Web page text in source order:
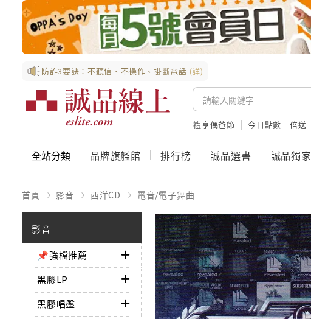
防詐3要訣：不聽信、不操作、掛斷電話 (詳)
禮享偶爸節 今日點數三倍送
全站分類 品牌旗艦館 排行榜 誠品選書 誠品獨家
首頁 影音 西洋CD 電音/電子舞曲
影音
📌強檔推薦
黑膠LP
黑膠唱盤